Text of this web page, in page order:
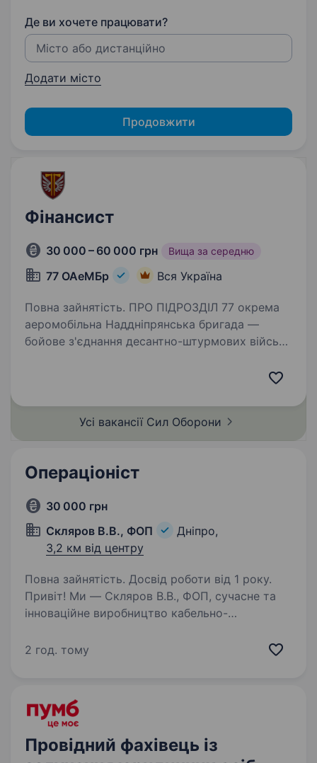
Де ви хочете працювати?
Додати місто
Продовжити
Фінансист
30 000 – 60 000 грн Вища за середню
77 ОАеМБр Вся Україна
Повна зайнятість. ПРО ПІДРОЗДІЛ 77 окрема
аеромобільна Наддніпрянська бригада —
бойове з'єднання десантно-штурмових військ
Усі вакансії Сил Оборони
Операціоніст
30 000 грн
Скляров В.В., ФОП
Дніпро,
3,2 км від центру
Повна зайнятість. Досвід роботи від 1 року.
Привіт! Ми — Скляров В.В., ФОП, сучасне та
інноваційне виробництво кабельно-
динамічно розвивається на ринку України.
2 год. тому
Провідний фахівець із